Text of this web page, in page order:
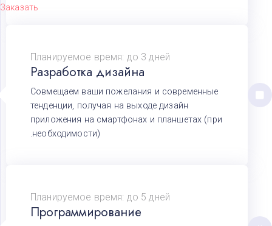
Заказать
Планируемое время: до 3 дней
Разработка дизайна
Совмещаем ваши пожелания и современные
тенденции, получая на выходе дизайн
приложения на смартфонах и планшетах (при
необходимости).
Планируемое время: до 5 дней
Программирование